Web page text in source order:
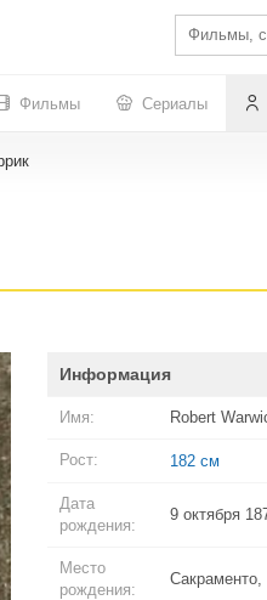
Фильмы Сериалы
Информация
Имя: Robert
Рост: 182 см
Дата
рождения:
9 октября
Место
рождения: